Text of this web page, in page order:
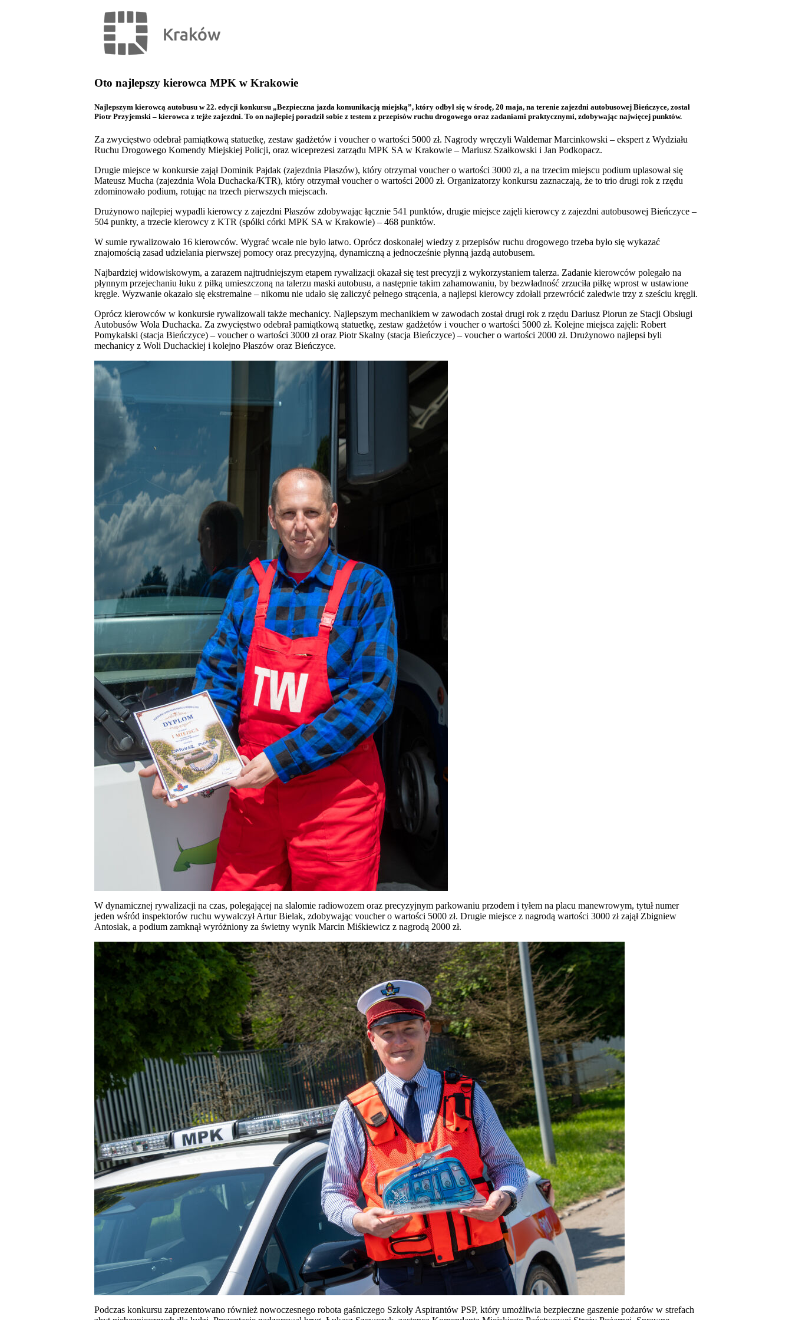
Oto najlepszy kierowca MPK w Krakowie
Najlepszym kierowcą autobusu w 22. edycji konkursu „Bezpieczna jazda komunikacją miejską”, który odbył się w środę, 20 maja, na terenie zajezdni autobusowej Bieńczyce, został
Piotr Przyjemski – kierowca z tejże zajezdni. To on najlepiej poradził sobie z testem z przepisów ruchu drogowego oraz zadaniami praktycznymi, zdobywając najwięcej punktów.
Za zwycięstwo odebrał pamiątkową statuetkę, zestaw gadżetów i voucher o wartości 5000 zł. Nagrody wręczyli Waldemar Marcinkowski – ekspert z Wydziału
Ruchu Drogowego Komendy Miejskiej Policji, oraz wiceprezesi zarządu MPK SA w Krakowie – Mariusz Szałkowski i Jan Podkopacz.
Drugie miejsce w konkursie zajął Dominik Pajdak (zajezdnia Płaszów), który otrzymał voucher o wartości 3000 zł, a na trzecim miejscu podium uplasował się
Mateusz Mucha (zajezdnia Wola Duchacka/KTR), który otrzymał voucher o wartości 2000 zł. Organizatorzy konkursu zaznaczają, że to trio drugi rok z rzędu
zdominowało podium, rotując na trzech pierwszych miejscach.
Drużynowo najlepiej wypadli kierowcy z zajezdni Płaszów zdobywając łącznie 541 punktów, drugie miejsce zajęli kierowcy z zajezdni autobusowej Bieńczyce –
504 punkty, a trzecie kierowcy z KTR (spółki córki MPK SA w Krakowie) – 468 punktów.
W sumie rywalizowało 16 kierowców. Wygrać wcale nie było łatwo. Oprócz doskonałej wiedzy z przepisów ruchu drogowego trzeba było się wykazać
znajomością zasad udzielania pierwszej pomocy oraz precyzyjną, dynamiczną a jednocześnie płynną jazdą autobusem.
Najbardziej widowiskowym, a zarazem najtrudniejszym etapem rywalizacji okazał się test precyzji z wykorzystaniem talerza. Zadanie kierowców polegało na
płynnym przejechaniu łuku z piłką umieszczoną na talerzu maski autobusu, a następnie takim zahamowaniu, by bezwładność zrzuciła piłkę wprost w ustawione
kręgle. Wyzwanie okazało się ekstremalne – nikomu nie udało się zaliczyć pełnego strącenia, a najlepsi kierowcy zdołali przewrócić zaledwie trzy z sześciu kręgli.
Oprócz kierowców w konkursie rywalizowali także mechanicy. Najlepszym mechanikiem w zawodach został drugi rok z rzędu Dariusz Piorun ze Stacji Obsługi
Autobusów Wola Duchacka. Za zwycięstwo odebrał pamiątkową statuetkę, zestaw gadżetów i voucher o wartości 5000 zł. Kolejne miejsca zajęli: Robert
Pomykalski (stacja Bieńczyce) – voucher o wartości 3000 zł oraz Piotr Skalny (stacja Bieńczyce) – voucher o wartości 2000 zł. Drużynowo najlepsi byli
mechanicy z Woli Duchackiej i kolejno Płaszów oraz Bieńczyce.
W dynamicznej rywalizacji na czas, polegającej na slalomie radiowozem oraz precyzyjnym parkowaniu przodem i tyłem na placu manewrowym, tytuł numer
jeden wśród inspektorów ruchu wywalczył Artur Bielak, zdobywając voucher o wartości 5000 zł. Drugie miejsce z nagrodą wartości 3000 zł zajął Zbigniew
Antosiak, a podium zamknął wyróżniony za świetny wynik Marcin Miśkiewicz z nagrodą 2000 zł.
Podczas konkursu zaprezentowano również nowoczesnego robota gaśniczego Szkoły Aspirantów PSP, który umożliwia bezpieczne gaszenie pożarów w strefach